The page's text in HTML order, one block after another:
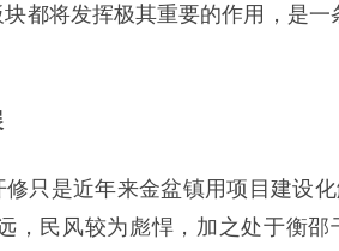
都将发挥极其重要的作用，是
只是近年来金盆镇用项目建设
，民风较为彪悍，加之处于衡